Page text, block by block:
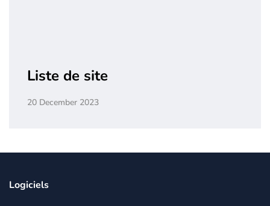
Liste de site
20 December 2023
Logiciels